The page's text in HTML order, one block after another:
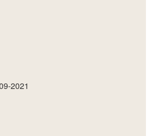
2021